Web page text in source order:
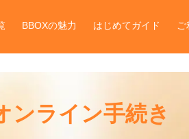
BBOXの魅力 はじめてガイド
ンライン手続き